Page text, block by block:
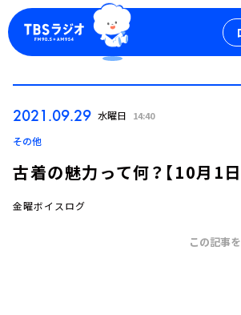
2021.09.29 水曜日 14:40
その他
古着の魅力って何？【10月1
金曜ボイスログ
この記事